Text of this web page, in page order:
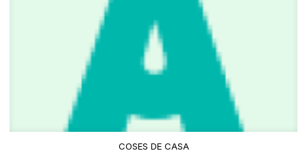
COSES DE CASA